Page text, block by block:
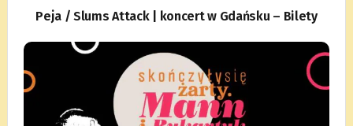
Peja / Slums Attack | koncert w Gdańsku – Bilety